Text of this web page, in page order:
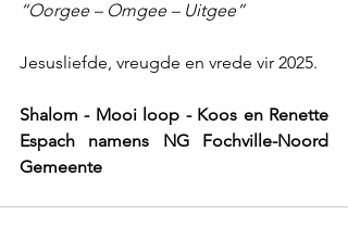
“Oorgee – Omgee – Uitgee”
Jesusliefde, vreugde en vrede vir 2025.
Shalom - Mooi loop - Koos en Renette
Espach namens NG Fochville-Noord
Gemeente